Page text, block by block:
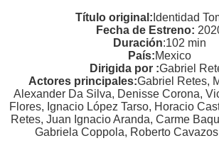
Título original: Identidad
Fecha de Estreno:
Duración:102 min
País:Mexico
Dirigida por :Gabriel
Actores principales:Gabriel Retes,
Alexander Da Silva, Denisse Corona,
Flores, Ignacio López Tarso, Horacio
Retes, Juan Ignacio Aranda, Carme
Gabriela Coppola, Roberto